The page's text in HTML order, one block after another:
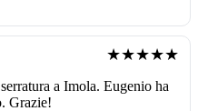
★★★★★
a Imola. Eugenio ha
Grazie!